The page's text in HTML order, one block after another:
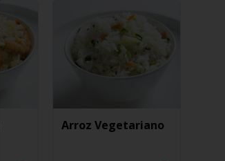
Arroz Vegetariano